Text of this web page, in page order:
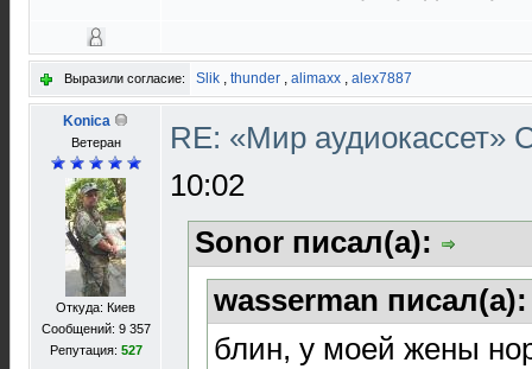
Выразили согласие: Slik , thunder , alimaxx , alex7887
Konica
Ветеран
Откуда: Киев
Сообщений: 9 357
Репутация: 527
RE: «Мир аудиокассет»
10:02
Sonor писал(а):
wasserman
блин, у моей жены